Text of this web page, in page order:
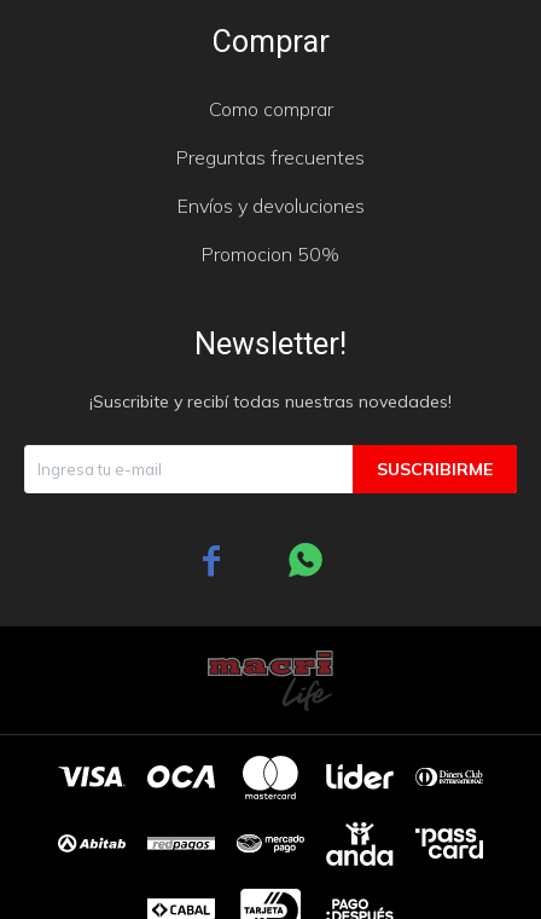
Comprar
Como comprar
Preguntas frecuentes
Envíos y devoluciones
Promocion 50%
Newsletter!
¡Suscribite y recibí todas nuestras novedades!
SUSCRIBIRME
 